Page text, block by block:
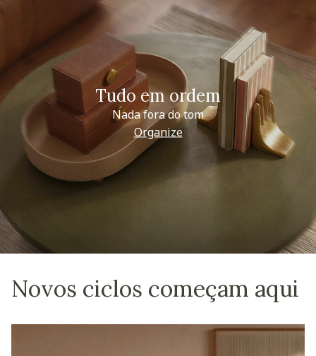
Tudo em ordem
Nada fora do tom
Organize
Novos ciclos começam aqui